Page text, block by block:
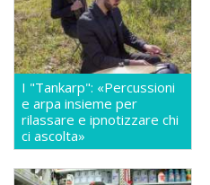
I "Tankarp": «Percussioni
e arpa insieme per
rilassare e ipnotizzare chi
ci ascolta»